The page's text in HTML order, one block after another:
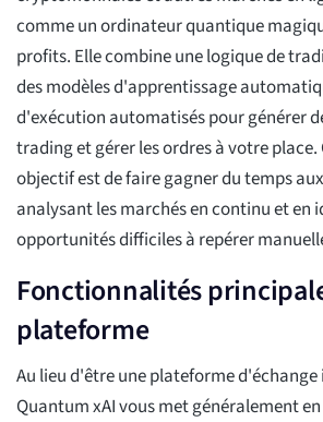
comme un ordinateur quantique
profits. Elle combine une logique de
des modèles d'apprentissage
d'exécution automatisés pour générer
trading et gérer les ordres à votre
objectif est de faire gagner du temps
analysant les marchés en continu et en
opportunités difficiles à repérer
Fonctionnalités
plateforme
Au lieu d'être une plateforme
Quantum xAI vous met généralement